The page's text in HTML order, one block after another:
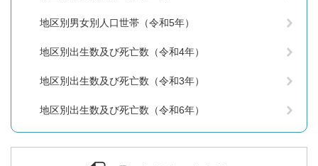
地区別男女別人口世帯（令和5年）
地区別出生数及び死亡数（令和4年）
地区別出生数及び死亡数（令和3年）
地区別出生数及び死亡数（令和6年）